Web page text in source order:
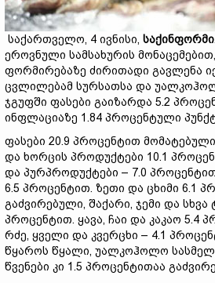
საქართველო, 4 ივნისი, საქინფორმი
ეროვნული სამსახურის
ფორმირებაზე ძირითადი გავლენა
ცვლილებამ სურსათსა და
ჯგუფში ფასები გაიზარდა 5.2
ინფლაციაზე 1.84 პროცენტული
ფასები 20.9 პროცენტით
და ხორცის პროდუქტები 10.1
და პურპროდუქტები – 7.0
6.5 პროცენტით. ზეთი და ცხიმი 6.1
გაძვირებული, შაქარი, ჯემი და სხვა
პროცენტით. ყავა, ჩაი და კაკაო 5.4
რძე, ყველი და კვერცხი – 4.1
წყაროს წყალი, უალკოჰოლო
წვენები კი 1.5 პროცენტითაა